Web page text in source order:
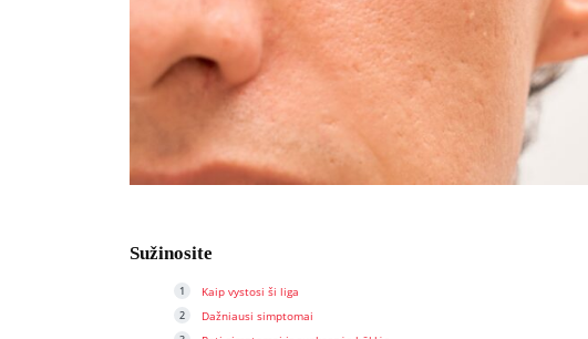
Sužinosite
Kaip vystosi ši liga
Dažniausi simptomai